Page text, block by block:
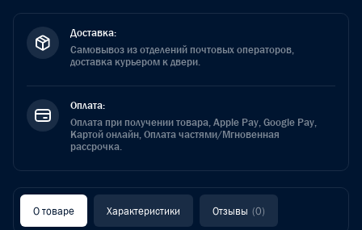
Доставка:
Самовывоз из отделений почтовых операторов,
доставка курьером к двери.
Оплата:
Оплата при получении товара, Apple Pay, Google Pay,
Картой онлайн, Оплата частями/Мгновенная
рассрочка.
О товаре Характеристики Отзывы (0)